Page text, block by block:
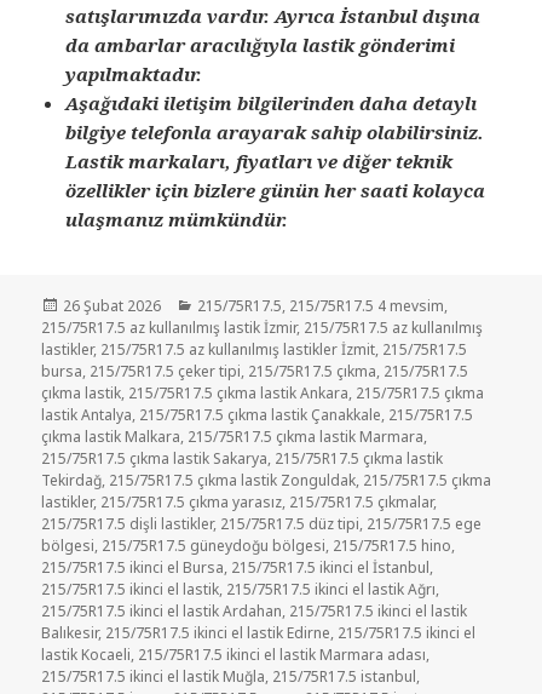
satışlarımızda vardır. Ayrıca İstanbul dışına
da ambarlar aracılığıyla lastik gönderimi
yapılmaktadır.
Aşağıdaki iletişim bilgilerinden daha detaylı
bilgiye telefonla arayarak sahip olabilirsiniz.
Lastik markaları, fiyatları ve diğer teknik
özellikler için bizlere günün her saati kolayca
ulaşmanız mümkündür.
Yayın
tarihi
26 Şubat 2026 Kategoriler
215/75R17.5, 215/75R17.5 4 mevsim,
215/75R17.5 az kullanılmış lastik İzmir, 215/75R17.5 az kullanılmış
lastikler, 215/75R17.5 az kullanılmış lastikler İzmit, 215/75R17.5
bursa, 215/75R17.5 çeker tipi, 215/75R17.5 çıkma, 215/75R17.5
çıkma lastik, 215/75R17.5 çıkma lastik Ankara, 215/75R17.5 çıkma
lastik Antalya, 215/75R17.5 çıkma lastik Çanakkale, 215/75R17.5
çıkma lastik Malkara, 215/75R17.5 çıkma lastik Marmara,
215/75R17.5 çıkma lastik Sakarya, 215/75R17.5 çıkma lastik
Tekirdağ, 215/75R17.5 çıkma lastik Zonguldak, 215/75R17.5 çıkma
lastikler, 215/75R17.5 çıkma yarasız, 215/75R17.5 çıkmalar,
215/75R17.5 dişli lastikler, 215/75R17.5 düz tipi, 215/75R17.5 ege
bölgesi, 215/75R17.5 güneydoğu bölgesi, 215/75R17.5 hino,
215/75R17.5 ikinci el Bursa, 215/75R17.5 ikinci el İstanbul,
215/75R17.5 ikinci el lastik, 215/75R17.5 ikinci el lastik Ağrı,
215/75R17.5 ikinci el lastik Ardahan, 215/75R17.5 ikinci el lastik
Balıkesir, 215/75R17.5 ikinci el lastik Edirne, 215/75R17.5 ikinci el
lastik Kocaeli, 215/75R17.5 ikinci el lastik Marmara adası,
215/75R17.5 ikinci el lastik Muğla, 215/75R17.5 istanbul,